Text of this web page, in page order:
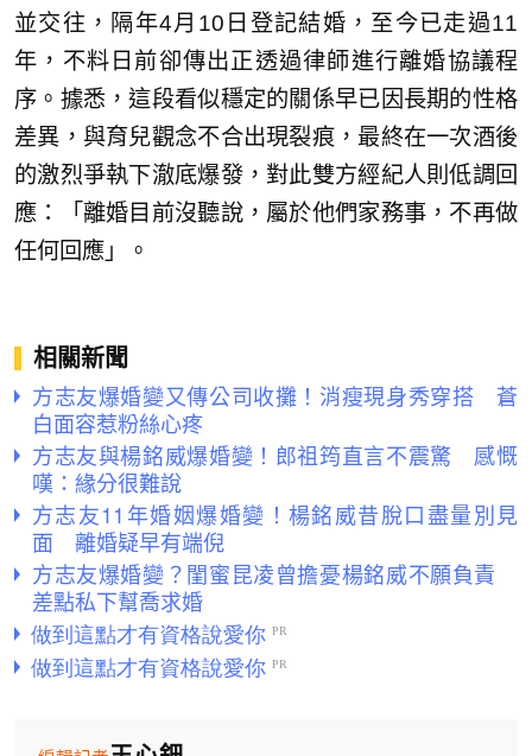
並交往，隔年4月10日登記結婚，至今已走過11
年，不料日前卻傳出正透過律師進行離婚協議程
序。據悉，這段看似穩定的關係早已因長期的性格
差異，與育兒觀念不合出現裂痕，最終在一次酒後
的激烈爭執下澈底爆發，對此雙方經紀人則低調回
應：「離婚目前沒聽說，屬於他們家務事，不再做
任何回應」。
相關新聞
方志友爆婚變又傳公司收攤！消瘦現身秀穿搭 蒼
白面容惹粉絲心疼
方志友與楊銘威爆婚變！郎祖筠直言不震驚 感慨
嘆：緣分很難說
方志友11年婚姻爆婚變！楊銘威昔脫口盡量別見
面 離婚疑早有端倪
方志友爆婚變？閨蜜昆凌曾擔憂楊銘威不願負責
差點私下幫喬求婚